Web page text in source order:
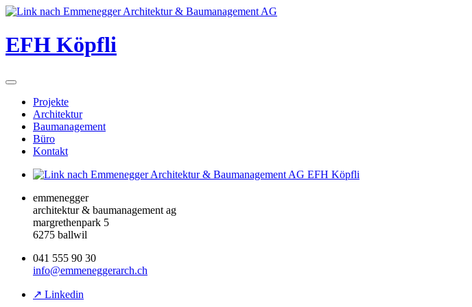
EFH Köpfli
Projekte
Architektur
Baumanagement
Büro
Kontakt
EFH Köpfli
emmenegger
architektur & baumanagement ag
margrethenpark 5
6275 ballwil
041 555 90 30
info@emmeneggerarch.ch
↗ Linkedin